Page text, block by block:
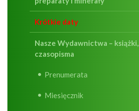
Krótkie daty
Nasze Wydawnictwa – książki,
czasopisma
Prenumerata
Miesięcznik